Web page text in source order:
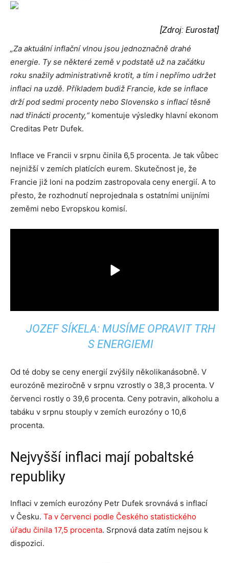
[Zdroj: Eurostat]
„Za aktuální inflační vlnou jsou jednoznačně drahé
energie. Ty se některé země v podstatě už na začátku
roku snažily administrativně krotit, a tím i nepřímo udržet
inflaci na uzdě. Příkladem budiž Francie, kde se inflace
drží pod sedmi procenty nebo Slovensko s inflací těsně
nad třinácti procenty,“ komentuje výsledky hlavní ekonom
Creditas Petr Dufek.
Inflace ve Francii v srpnu činila 6,5 procenta. Je tak vůbec
nejnižší v zemích platících eurem. Skutečnost je, že
Francie již loni na podzim zastropovala ceny energií. A to
přesto, že rozhodnutí neprojednala s ostatními unijními
zeměmi nebo Evropskou komisí.
JOZEF SÍKELA: MUSÍME OPRAVIT TRH
S ENERGIEMI
Od té doby se ceny energií zvýšily několikanásobně. V
eurozóně meziročně v srpnu vzrostly o 38,3 procenta. V
červenci rostly o 39,6 procenta. Ceny potravin, alkoholu a
tabáku v srpnu stouply v zemích eurozóny o 10,6
procenta.
Nejvyšší inflaci mají pobaltské
republiky
Inflaci v zemích eurozóny Petr Dufek srovnává s inflací
v Česku. Ta v červenci podle Českého statistického
úřadu činila 17,5 procenta. Srpnová data zatím nejsou k
dispozici.